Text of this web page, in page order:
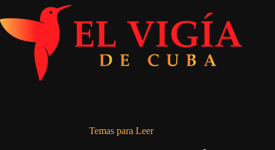
Temas para Leer